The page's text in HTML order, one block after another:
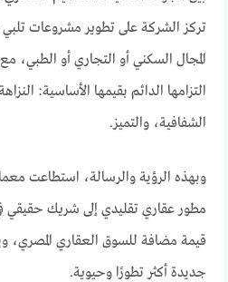
تركز الشركة على تطوير مشروعات
المجال السكني أو التجاري أو
التزامها الدائم بقيمها الأساسية:
الشفافية، والتميز.
وبهذه الرؤية والرسالة، استطاعت
مطور عقاري تقليدي إلى شريك حقيقي
قيمة مضافة للسوق العقاري
جديدة أكثر تطورًا وحيوية.